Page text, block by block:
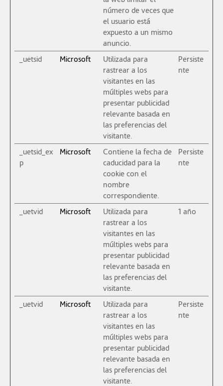
número de veces que
el usuario está
expuesto a un mismo
anuncio.
_uetsid Microsoft
Utilizada para
rastrear a los
visitantes en las
múltiples webs para
presentar publicidad
relevante basada en
las preferencias del
visitante.
Persiste
nte
_uetsid_ex
p
Microsoft
Contiene la fecha de
caducidad para la
cookie con el
nombre
correspondiente.
Persiste
nte
_uetvid Microsoft
Utilizada para
rastrear a los
visitantes en las
múltiples webs para
presentar publicidad
relevante basada en
las preferencias del
visitante.
1 año
_uetvid Microsoft
Utilizada para
rastrear a los
visitantes en las
múltiples webs para
presentar publicidad
relevante basada en
las preferencias del
visitante.
Persiste
nte